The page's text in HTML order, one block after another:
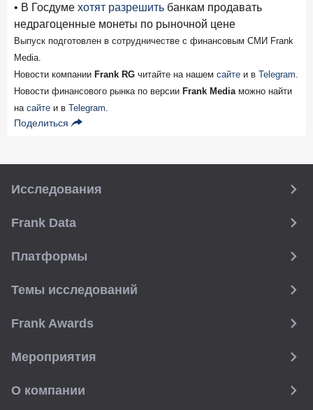
• В Госдуме хотят разрешить банкам продавать
недрагоценные монеты по рыночной цене
Выпуск подготовлен в сотрудничестве с финансовым СМИ Frank
Media.
Новости компании Frank RG читайте на нашем сайте и в Telegram
Новости финансового рынка по версии Frank Media можно найти
на сайте и в Telegram
Поделиться
Исследования
Frank Data
Платформы
Темы исследований
Frank Awards
Мероприятия
О компании